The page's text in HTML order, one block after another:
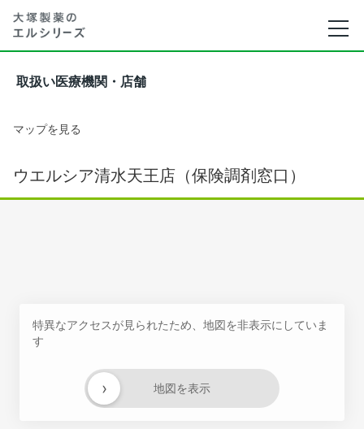
取扱い医療機関・店舗
マップを見る
ウエルシア清水天王店（保険調剤窓口）
特異なアクセスが見られたため、地図を非表示にしていま
す
地図を表示
›